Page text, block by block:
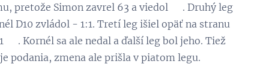
pretože Simon zavrel 63 a viedol 💪. Druhý leg
D10 zvládol - 1:1. Tretí leg išiel opäť na stranu
Kornél sa ale nedal a ďalší leg bol jeho. Tiež
podania, zmena ale prišla v piatom legu.